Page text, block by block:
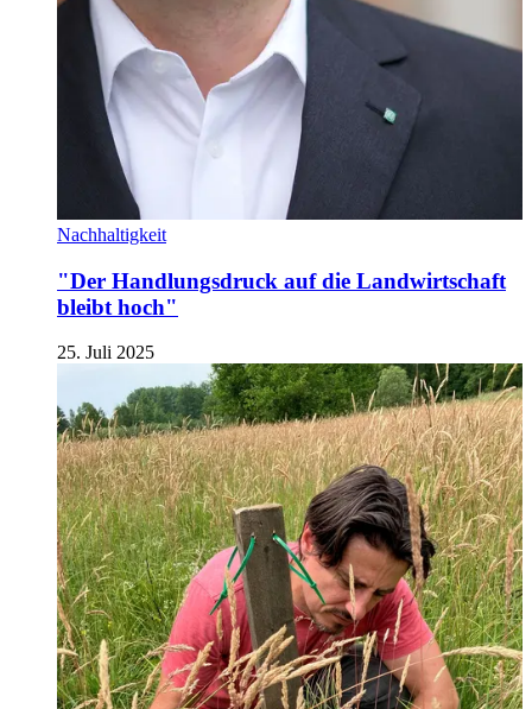
Nachhaltigkeit
"Der Handlungsdruck auf die Landwirtschaft
bleibt hoch"
25. Juli 2025